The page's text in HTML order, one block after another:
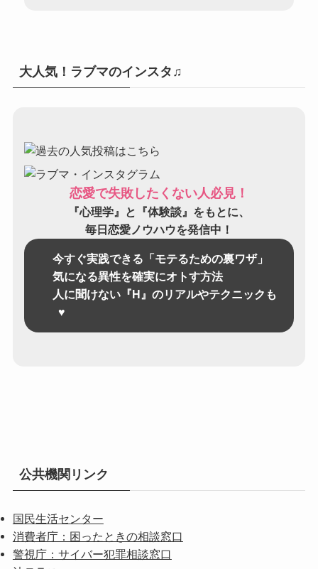
大人気！ラブマのインスタ♫
恋愛で失敗したくない人必見！
『心理学』と『体験談』をもとに、
毎日恋愛ノウハウを発信中！
今すぐ実践できる「モテるための裏ワザ」
気になる異性を確実にオトす方法
人に聞けない『H』のリアルやテクニックも
♥
公共機関リンク
国民生活センター
消費者庁：困ったときの相談窓口
警視庁：サイバー犯罪相談窓口